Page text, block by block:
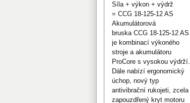
Síla + výkon + výdrž
= CCG 18-125-12 AS
Akumulátorová
bruska CCG 18-125-12 AS
je kombinací výkoného
stroje a akumulátoru
ProCore s vysokou výdrží.
Dále nabízí ergonomický
úchop, nový typ
antivibrační rukojeti, zcela
zapouzdřený kryt motoru